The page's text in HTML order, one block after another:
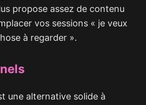
propose assez de contenu
vos sessions « je veux
à regarder ».
une alternative solide à